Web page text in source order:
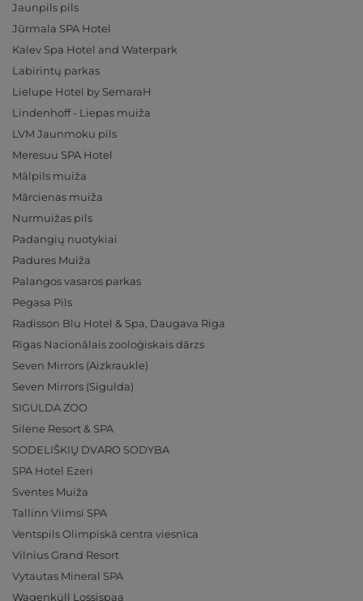
Jaunpils pils
Jūrmala SPA Hotel
Kalev Spa Hotel and Waterpark
Labirintų parkas
Lielupe Hotel by SemaraH
Lindenhoff - Liepas muiža
LVM Jaunmoku pils
Meresuu SPA Hotel
Mālpils muiža
Mārcienas muiža
Nurmuižas pils
Padangių nuotykiai
Padures Muiža
Palangos vasaros parkas
Pegasa Pils
Radisson Blu Hotel & Spa, Daugava Riga
Rīgas Nacionālais zooloģiskais dārzs
Seven Mirrors (Aizkraukle)
Seven Mirrors (Sigulda)
SIGULDA ZOO
Silene Resort & SPA
SODELIŠKIŲ DVARO SODYBA
SPA Hotel Ezeri
Sventes Muiža
Tallinn Viimsi SPA
Ventspils Olimpiskā centra viesnīca
Vilnius Grand Resort
Vytautas Mineral SPA
Wagenküll Lossispaa